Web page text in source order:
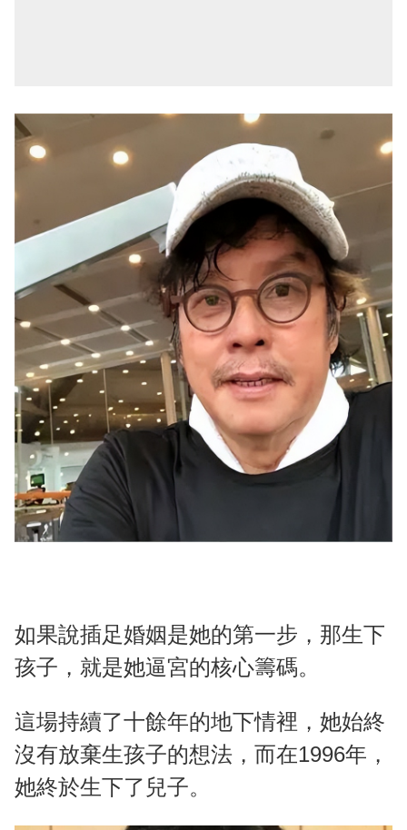
如果說插足婚姻是她的第一步，那生下
孩子，就是她逼宮的核心籌碼。
這場持續了十餘年的地下情裡，她始終
沒有放棄生孩子的想法，而在1996年，
她終於生下了兒子。